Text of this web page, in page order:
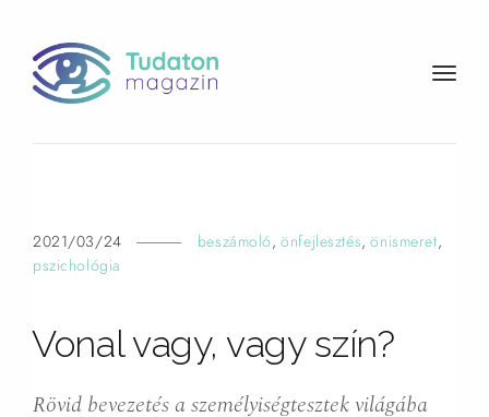
t
2021/03/24 beszámoló,önfejlesztés,önismeret,
pszichológia
Vonal vagy, vagy szín?
Rövid bevezetés a személyiségtesztek világába